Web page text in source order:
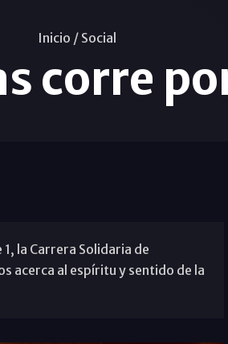
Inicio / Social
corre
la Carrera Solidaria de
acerca al espíritu y sentido de la